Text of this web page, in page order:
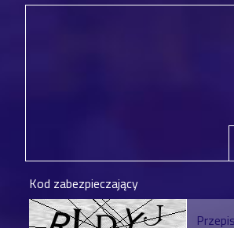
Kod zabezpieczający